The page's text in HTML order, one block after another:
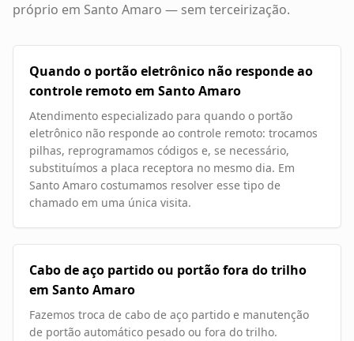
próprio em Santo Amaro — sem terceirização.
Quando o portão eletrônico não responde ao
controle remoto em Santo Amaro
Atendimento especializado para quando o portão
eletrônico não responde ao controle remoto: trocamos
pilhas, reprogramamos códigos e, se necessário,
substituímos a placa receptora no mesmo dia. Em
Santo Amaro costumamos resolver esse tipo de
chamado em uma única visita.
Cabo de aço partido ou portão fora do trilho
em Santo Amaro
Fazemos troca de cabo de aço partido e manutenção
de portão automático pesado ou fora do trilho.